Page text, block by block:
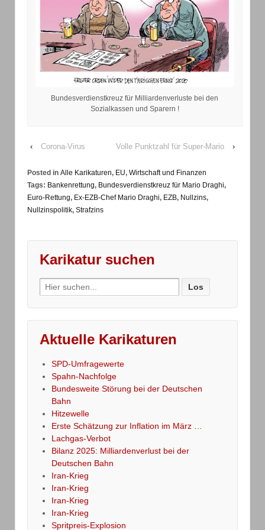
Bundesverdienstkreuz für Milliardenverluste bei den
Sozialkassen und Sparern !
‹ Corona-Virus Volle Punktzahl für Super-Mario ›
Posted in Alle Karikaturen, EU, Wirtschaft und Finanzen
Tags: Bankenrettung, Bundesverdienstkreuz für Mario Draghi,
Euro-Rettung, Ex-EZB-Chef Mario Draghi, EZB, Nullzins,
Nullzinspolitik, Strafzins
Karikatur suchen
Search
for:
Aktuelle Karikaturen
SPD-Umfragewerte
Spahn-Nachfolge
Bundesweite Störung bei der Deutschen
Bahn
Hitzewelle
Erste Schätzung zur Inflation im März …
Lachgas-Verbot
Bilanz 2025: Milliardenverlust bei der
Deutschen Bahn
Iran-Krieg
Iran-Krieg
Iran-Krieg
Iran-Krieg
Spritpreis-Explosion